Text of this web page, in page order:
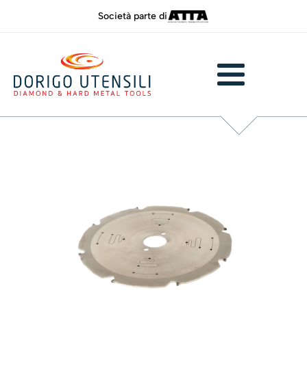
Società parte di